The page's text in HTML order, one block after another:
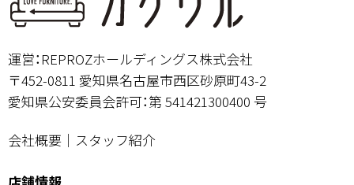
運営：REPROZホールディングス株式会社
〒452-0811 愛知県名古屋市西区砂原町43-2
愛知県公安委員会許可：第 541421300400 号
会社概要 ｜ スタッフ紹介